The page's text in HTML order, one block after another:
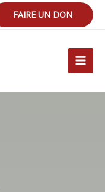
FAIRE UN DON